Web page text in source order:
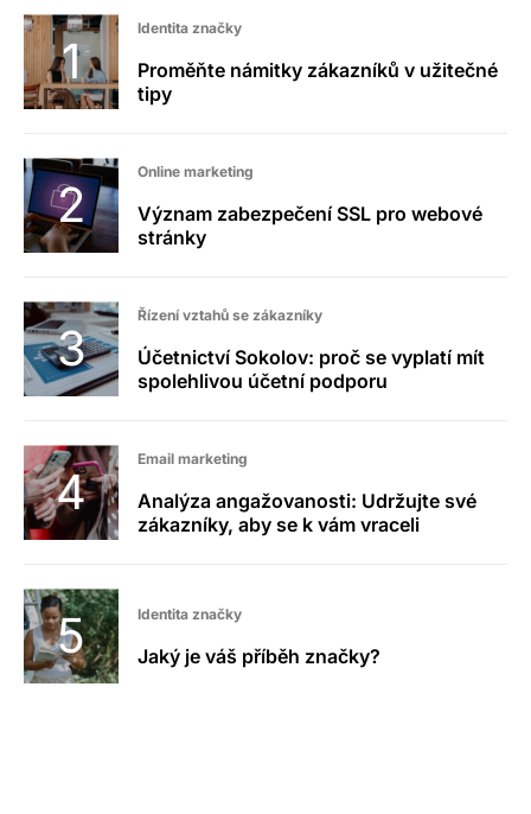
Identita značky
Proměňte námitky zákazníků v užitečné
tipy
Online marketing
Význam zabezpečení SSL pro webové
stránky
Řízení vztahů se zákazníky
Účetnictví Sokolov: proč se vyplatí mít
spolehlivou účetní podporu
Email marketing
Analýza angažovanosti: Udržujte své
zákazníky, aby se k vám vraceli
Identita značky
Jaký je váš příběh značky?